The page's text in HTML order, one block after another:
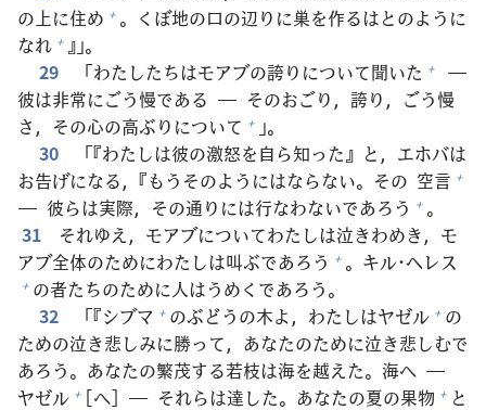
の 上に住め + 。くぼ地の口の辺りに巣を作るはとのように
なれ + 』」。
29
「わたしたちはモアブの誇りについて聞いた +
―
彼は非常にごう慢である ― そのおごり， 誇り，ごう慢
さ，その心の高ぶりについて + 」。
30
「『わたしは彼の激怒を自ら知った』と，エホバは
お告げになる，『もうそのようにはならない。その 空言 +
― 彼らは実際，その通りには行なわないであろう + 。
31
それゆえ，モアブについてわたしは泣きわめき，モ
アブ全体のためにわたしは叫ぶであろう + 。キル･ヘレス
+ の者たちのために人はうめくであろう。
32
「『シブマ + のぶどうの木よ，わたしはヤゼル + の
ための泣き悲しみに勝って，あなたのために泣き悲しむで
あろう。あなたの繁茂する若枝は海を越えた。 海へ ―
ヤゼル + [へ] ― それらは達した。あなたの夏の果物 + と